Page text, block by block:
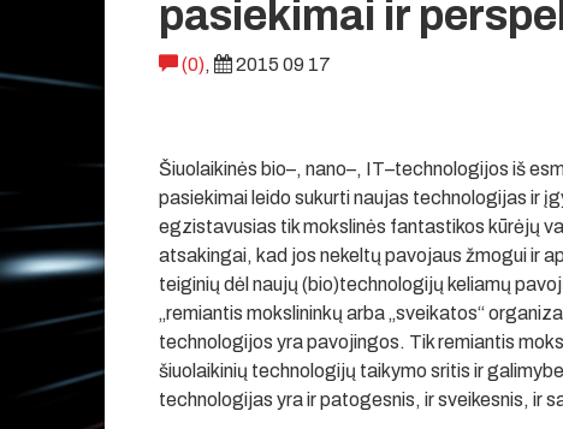
pasiekimai ir
(0), 2015 09 17
Šiuolaikinės bio–, nano–, IT–technologijos iš
pasiekimai leido sukurti naujas technologijas ir
egzistavusias tik mokslinės fantastikos kūrėjų
atsakingai, kad jos nekeltų pavojaus žmogui ir
teiginių dėl naujų (bio)technologijų keliamų
„remiantis mokslininkų arba „sveikatos“
technologijos yra pavojingos. Tik remiantis
šiuolaikinių technologijų taikymo sritis ir
technologijas yra ir patogesnis, ir sveikesnis, ir